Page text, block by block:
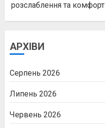
розслаблення та
АРХІВИ
Серпень 2026
Липень 2026
Червень 2026